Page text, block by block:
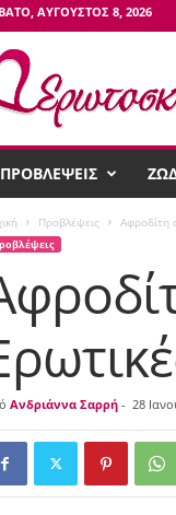
ΑΎΓΟΥΣΤΟΣ 8, 2026
ΠΡΟΒΛΕΨΕΙΣ
Προβλέψεις Αφροδίτη
Ανδριάννα Σαρρή- 28